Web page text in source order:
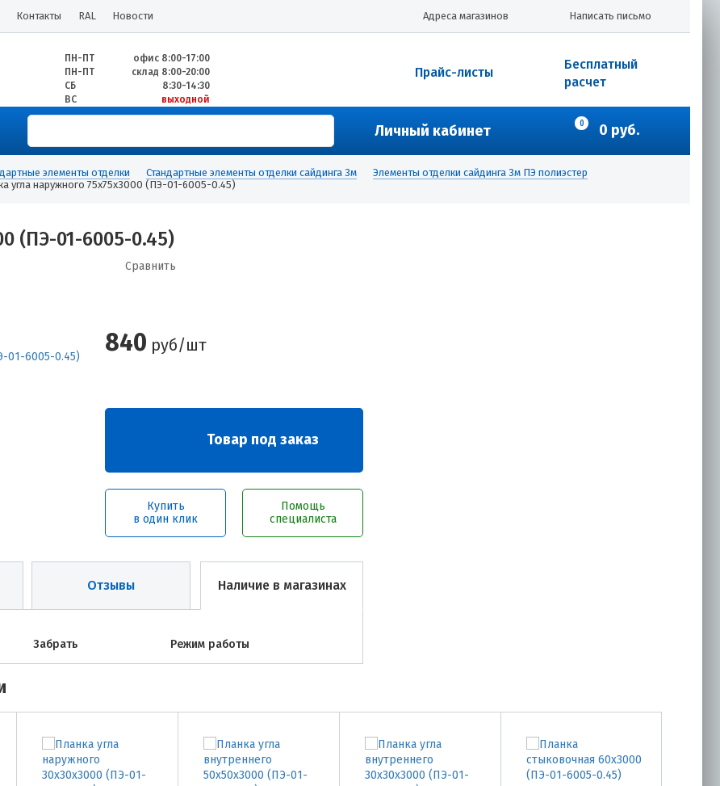
Контакты RAL Новости Написать письмо
Адреса магазинов
ПН-ПТ
офис 8:00-17:00
ПН-ПТ
склад 8:00-20:00
СБ
8:30-14:30
ВС
выходной
Бесплатный
расчет
Прайс-листы
Личный кабинет 0 0 руб.
элементы отделки Стандартные элементы отделки сайдинга 3м
Элементы отделки сайдинга 3м ПЭ полиэстер
угла наружного 75х75х3000 (ПЭ-01-6005-0.45)
(ПЭ-01-6005-0.45)
Сравнить
840 руб/шт
Товар под заказ
Купить
в один клик
Помощь
специалиста
Отзывы Наличие в магазинах
Забрать Режим работы